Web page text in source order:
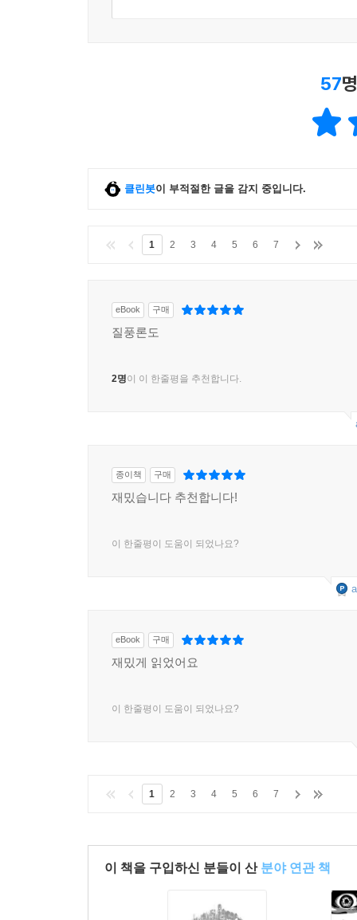
57
클린봇이 부적절한 글을 감지 중입니다.
1 2 3 4 5 6 7
eBook 구매
질풍론도
2명이 이 한줄평을 추천합니다.
종이책 구매
재밌습니다 추천합니다!
이 한줄평이 도움이 되었나요?
eBook 구매
재밌게 읽었어요
이 한줄평이 도움이 되었나요?
1 2 3 4 5 6 7
이 책을 구입하신 분들이 산 분야 연관 책